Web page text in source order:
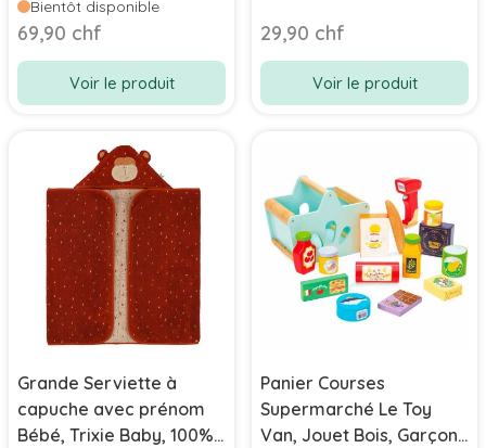
Bientôt disponible
69,90 chf
Voir le produit
29,90 chf
Voir le produit
Grande Serviette à
capuche avec prénom
Bébé, Trixie Baby, 100%
Panier Courses
Supermarché Le Toy
Van, Jouet Bois, Garçon